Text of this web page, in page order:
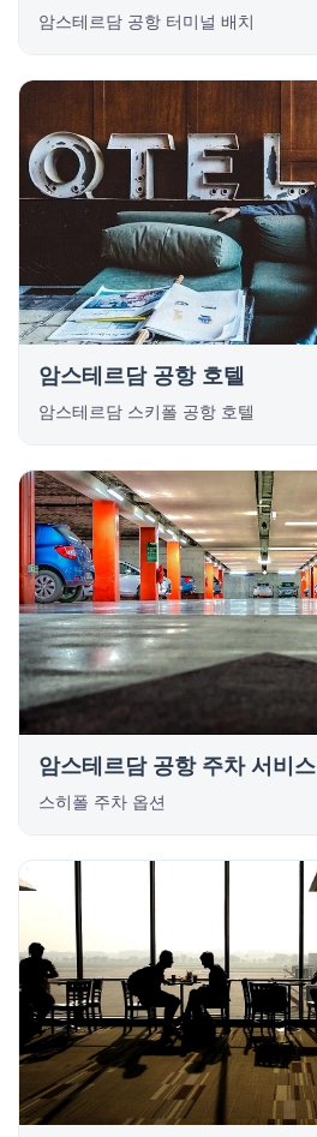
암스테르담 공항 터미널 배치
암스테르담 공항 호텔
암스테르담 스키폴 공항 호텔
암스테르담 공항 주차 서비스
스히폴 주차 옵션